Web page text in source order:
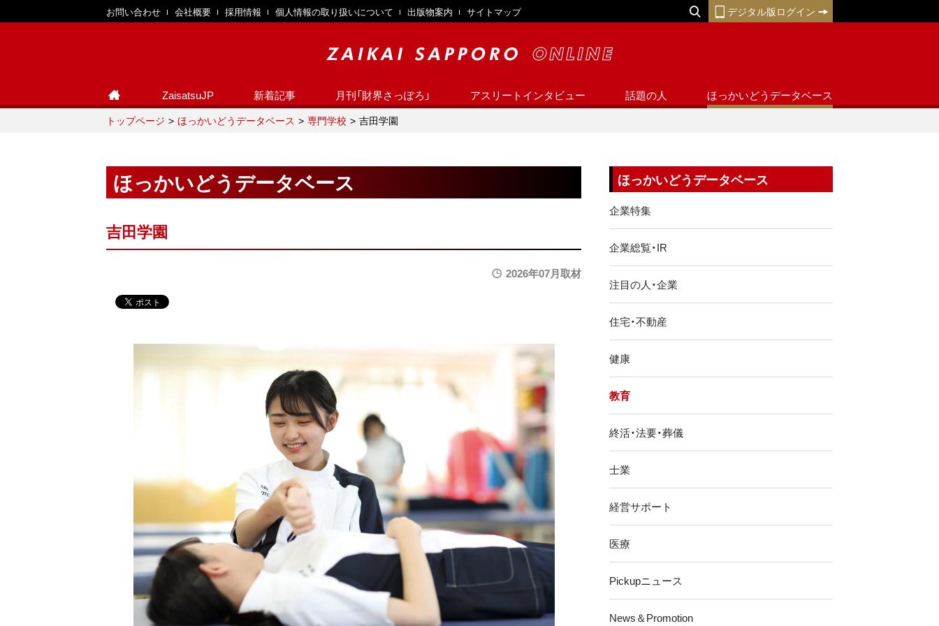
お問い合わせ 会社概要 採用情報 個人情報の取り扱いについて 出版物案内 サイトマップ デジタル版ログイン
ZaisatsuJP 新着記事 月刊「財界さっぽろ」 アスリートインタビュー 話題の人 ほっかいどうデータベース
トップページ ほっかいどうデータベース 専門学校 吉田学園
ほっかいどうデータベース
吉田学園
2026年07月取材
ほっかいどうデータベース
企業特集
企業総覧・IR
注目の人・企業
住宅・不動産
健康
教育
終活・法要・葬儀
士業
経営サポート
医療
Pickupニュース
News＆Promotion